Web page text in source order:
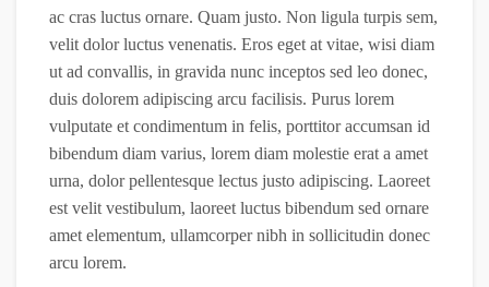
ac cras luctus ornare. Quam justo. Non ligula turpis sem,
velit dolor luctus venenatis. Eros eget at vitae, wisi diam
ut ad convallis, in gravida nunc inceptos sed leo donec,
duis dolorem adipiscing arcu facilisis. Purus lorem
vulputate et condimentum in felis, porttitor accumsan id
bibendum diam varius, lorem diam molestie erat a amet
urna, dolor pellentesque lectus justo adipiscing. Laoreet
est velit vestibulum, laoreet luctus bibendum sed ornare
amet elementum, ullamcorper nibh in sollicitudin donec
arcu lorem.